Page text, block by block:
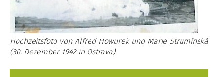
Hochzeitsfoto von Alfred Howurek und Marie Strumínská
(30. Dezember 1942 in Ostrava)